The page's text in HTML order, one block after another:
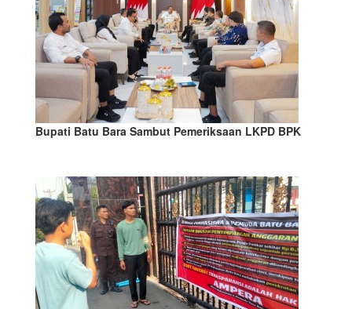
Bupati Batu Bara Sambut Pemeriksaan LKPD BPK